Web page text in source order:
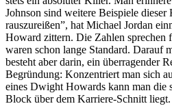
Johnson sind weitere Beispiele
rauszureißen”, hat Michael Jordan
Howard zittern. Die Zahlen sprechen
waren schon lange Standard. Darauf
besteht aber darin, ein überragender
Begründung: Konzentriert man sich
eines Dwight Howards kann man die
Block über dem Karriere-Schnitt liegt.